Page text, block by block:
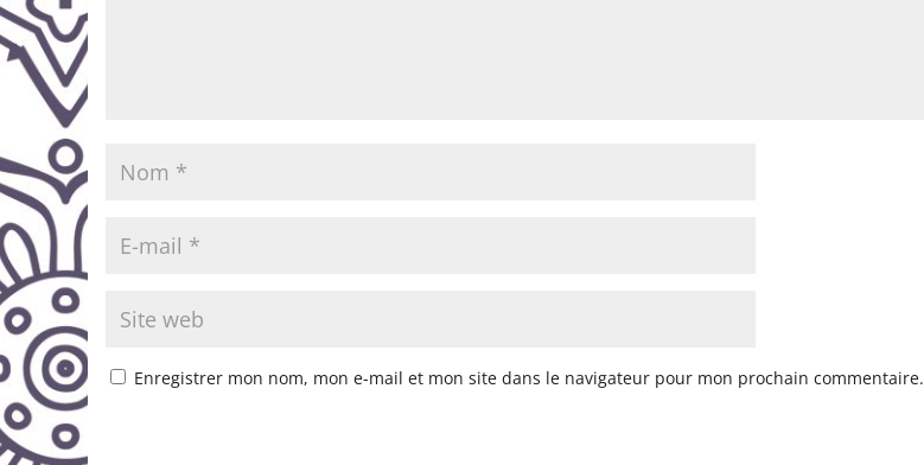
Enregistrer mon nom, mon e-mail et mon site dans le navigateur pour mon prochain commentaire.